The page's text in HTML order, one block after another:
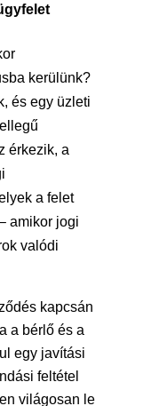
kerülünk?
és egy üzleti
érkezik, a
a felet
amikor jogi
valódi
kapcsán
a bérlő és a
egy javítási
feltétel
világosan le